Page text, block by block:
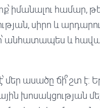
իմանալու համար,
սիրո և
անհատապես և
մեր ասածը ճի՞շտ է:
խոսակցության